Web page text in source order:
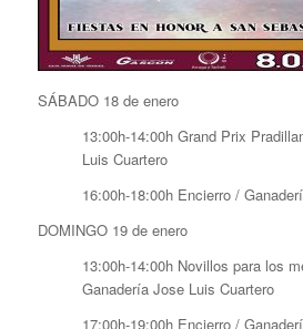
SÁBADO 18 de enero
13:00h-14:00h Grand Prix
Luis Cuartero
16:00h-18:00h Encierro /
DOMINGO 19 de enero
13:00h-14:00h Novillos para los
Ganadería Jose Luis Cuartero
17:00h-19:00h Encierro /